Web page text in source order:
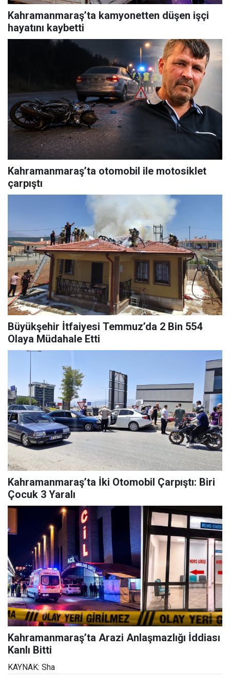
Kahramanmaraş’ta kamyonetten düşen işçi
hayatını kaybetti
Kahramanmaraş’ta otomobil ile motosiklet
çarpıştı
Büyükşehir İtfaiyesi Temmuz’da 2 Bin 554
Olaya Müdahale Etti
Kahramanmaraş’ta İki Otomobil Çarpıştı: Biri
Çocuk 3 Yaralı
Kahramanmaraş’ta Arazi Anlaşmazlığı İddiası
Kanlı Bitti
KAYNAK: Sha